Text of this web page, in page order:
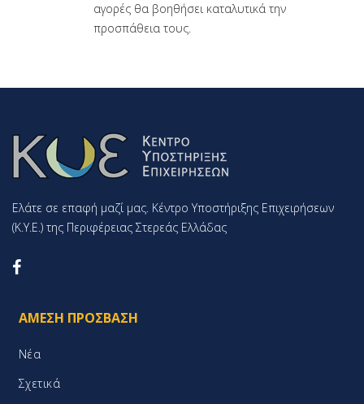
αγορές θα βοηθήσει καταλυτικά την
προσπάθεια τους.
Ελάτε σε επαφή μαζί μας. Κέντρο Υποστήριξης Επιχειρήσεων
(K.Y.E.) της Περιφέρειας Στερεάς Ελλάδας
ΆΜΕΣΗ ΠΡΌΣΒΑΣΗ
Νέα
Σχετικά